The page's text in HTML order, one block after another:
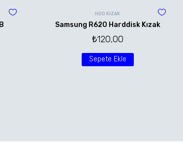
HDD KIZAK
Samsung R620 Harddisk Kızak
₺120,00
Sepete Ekle